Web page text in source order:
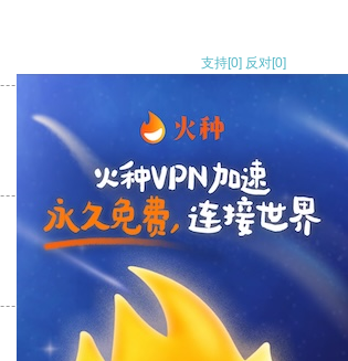
支持[0] 反对[0]
支持[0] 反对
支持